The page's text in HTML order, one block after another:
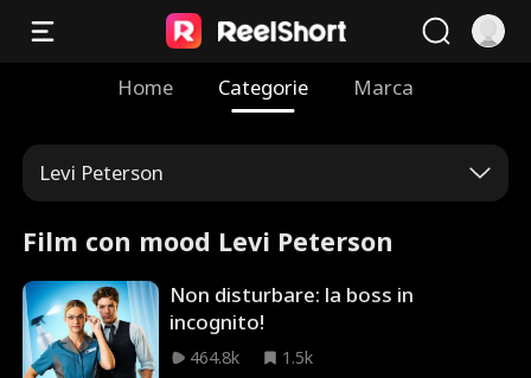
Home Categorie Marca
Levi Peterson
Film con mood Levi Peterson
Non disturbare: la boss in
incognito!
464.8k
1.5k